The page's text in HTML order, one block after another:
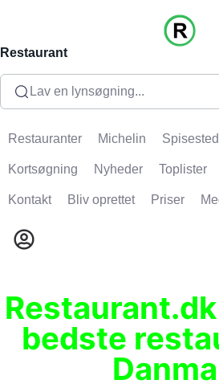
Restaurant
Lav en lynsøgning...
Restauranter Michelin
Kortsøgning Nyheder Toplister
Kontakt Bliv oprettet Priser
bedste